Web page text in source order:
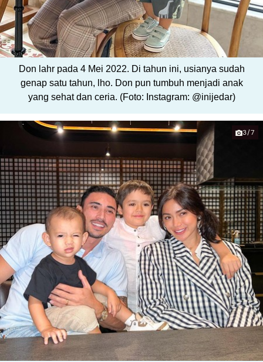
Don lahr pada 4 Mei 2022. Di tahun ini, usianya sudah
genap satu tahun, lho. Don pun tumbuh menjadi anak
yang sehat dan ceria. (Foto: Instagram: @inijedar)
3/7